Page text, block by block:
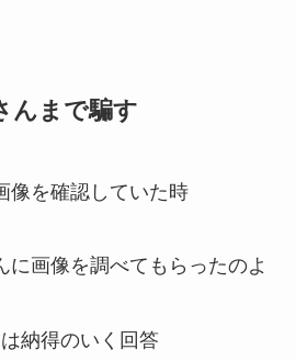
んまで騙す
像を確認していた時
に画像を調べてもらったのよ
納得のいく回答